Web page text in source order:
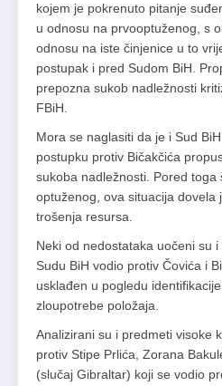
kojem je pokrenuto pitanje
u odnosu na prvooptuženog, s
odnosu na iste činjenice u to
postupak i pred Sudom BiH.
prepozna sukob nadležnosti
FBiH.
Mora se naglasiti da je i Sud
postupku protiv Bičakčića
sukoba nadležnosti. Pored toga
optuženog, ova situacija dovela
trošenja resursa.
Neki od nedostataka uočeni su
Sudu BiH vodio protiv Čovića i
usklađen u pogledu
zloupotrebe položaja.
Analizirani su i predmeti visoke
protiv Stipe Prlića, Zorana
(slučaj Gibraltar) koji se vodio